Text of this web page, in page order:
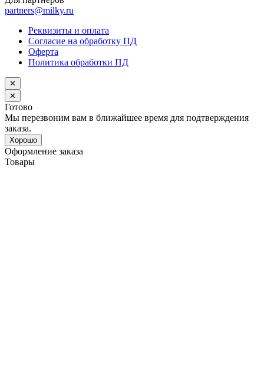
partners@milky.ru
Реквизиты и оплата
Согласие на обработку ПД
Оферта
Политика обработки ПД
✕
✕
Готово
Мы перезвоним вам в ближайшее время для подтверждения
заказа.
Хорошо
Оформление заказа
Товары